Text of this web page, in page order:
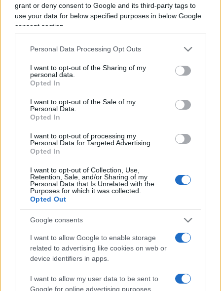
grant or deny consent to Google and its third-party tags to
use your data for below specified purposes in below Google
consent section.
Personal Data Processing Opt Outs
I want to opt-out of the Sharing of my
personal data.
Opted In
I want to opt-out of the Sale of my
Personal Data.
Opted In
I want to opt-out of processing my
Personal Data for Targeted Advertising.
Opted In
I want to opt-out of Collection, Use,
Retention, Sale, and/or Sharing of my
Personal Data that Is Unrelated with the
Purposes for which it was collected.
Opted Out
Google consents
I want to allow Google to enable storage
related to advertising like cookies on web or
device identifiers in apps.
I want to allow my user data to be sent to
Google for online advertising purposes.
Guerra all’Iran, rischio stangata su
diEnrico Foscarini
2 Marzo 2026, 13:00